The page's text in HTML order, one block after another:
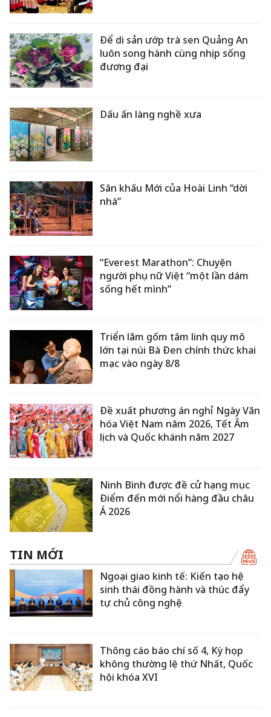
Để di sản ướp trà sen Quảng An
luôn song hành cùng nhịp sống
đương đại
Dấu ấn làng nghề xưa
Sân khấu Mới của Hoài Linh “dời
nhà”
“Everest Marathon”: Chuyện
người phụ nữ Việt “một lần dám
sống hết mình”
Triển lãm gốm tâm linh quy mô
lớn tại núi Bà Đen chính thức khai
mạc vào ngày 8/8
Đề xuất phương án nghỉ Ngày Văn
hóa Việt Nam năm 2026, Tết Âm
lịch và Quốc khánh năm 2027
Ninh Bình được đề cử hạng mục
Điểm đến mới nổi hàng đầu châu
Á 2026
TIN MỚI
Ngoại giao kinh tế: Kiến tạo hệ
sinh thái đồng hành và thúc đẩy
tự chủ công nghệ
Thông cáo báo chí số 4, Kỳ họp
không thường lệ thứ Nhất, Quốc
hội khóa XVI